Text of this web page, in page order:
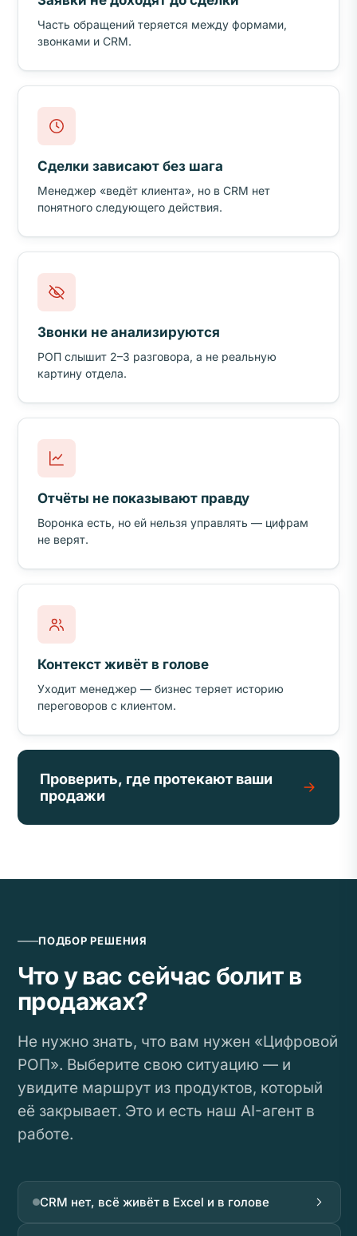
Часть обращений теряется между формами,
звонками и CRM.
Сделки зависают без шага
Менеджер «ведёт клиента», но в CRM нет
понятного следующего действия.
Звонки не анализируются
РОП слышит 2–3 разговора, а не реальную
картину отдела.
Отчёты не показывают правду
Воронка есть, но ей нельзя управлять — цифрам
не верят.
Контекст живёт в голове
Уходит менеджер — бизнес теряет историю
переговоров с клиентом.
Проверить, где протекают ваши
продажи
ПОДБОР РЕШЕНИЯ
Что у вас сейчас болит в
продажах?
Не нужно знать, что вам нужен «Цифровой
РОП». Выберите свою ситуацию — и
увидите маршрут из продуктов, который
её закрывает. Это и есть наш AI-агент в
работе.
CRM нет, всё живёт в Excel и в голове